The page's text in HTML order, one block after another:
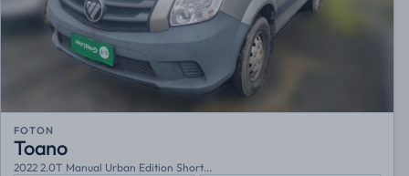
FOTON
Toano
2022 2.0T Manual Urban Edition Short...